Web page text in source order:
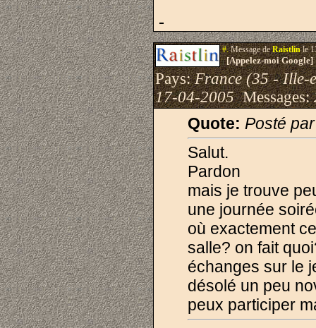
#.Message deRaistlinle
[Appelez-moi
Pays:France (35 - Ille-
17-04-2005Messages:
Quote: Posté
Salut.
Pardon
mais je trouve
une journée
où exactement
salle? on fait
échanges sur le
désolé un peu
peux participer